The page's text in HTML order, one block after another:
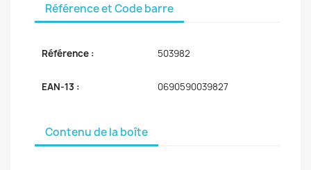
Référence et Code barre
Référence : 503982
EAN-13 : 0690590039827
Contenu de la boîte